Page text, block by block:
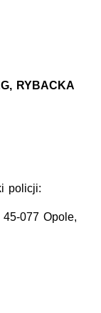
RYBACKA
policji:
077 Opole,